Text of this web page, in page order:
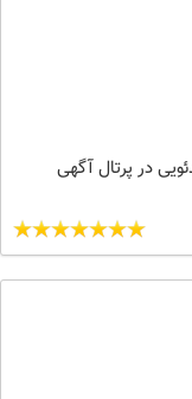
در پرتال آگهی